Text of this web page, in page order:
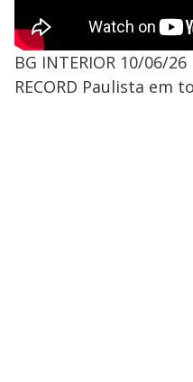
BG INTERIOR 10/06/26
RECORD Paulista em